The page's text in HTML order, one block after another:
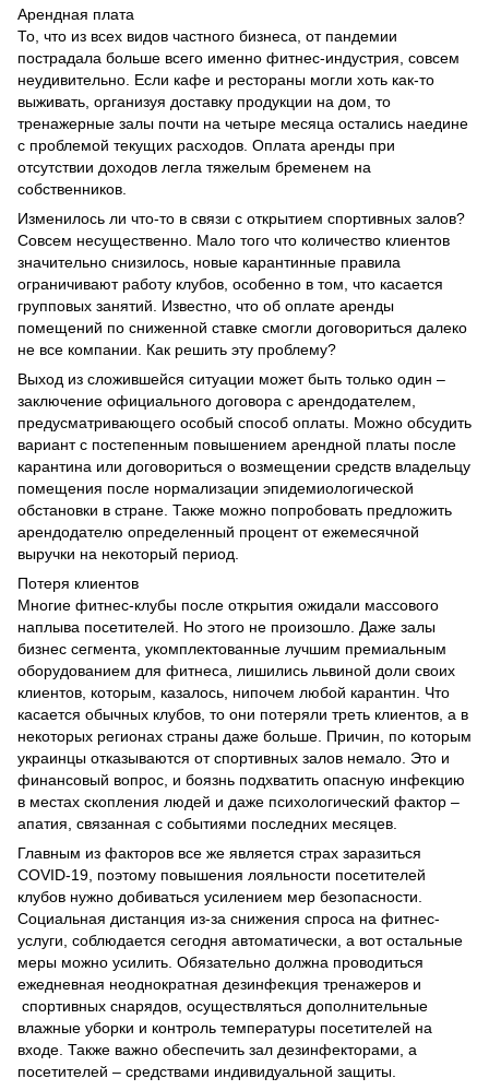
Арендная плата
То, что из всех видов частного бизнеса, от пандемии
пострадала больше всего именно фитнес-индустрия, совсем
неудивительно. Если кафе и рестораны могли хоть как-то
выживать, организуя доставку продукции на дом, то
тренажерные залы почти на четыре месяца остались наедине
с проблемой текущих расходов. Оплата аренды при
отсутствии доходов легла тяжелым бременем на
собственников.
Изменилось ли что-то в связи с открытием спортивных залов?
Совсем несущественно. Мало того что количество клиентов
значительно снизилось, новые карантинные правила
ограничивают работу клубов, особенно в том, что касается
групповых занятий. Известно, что об оплате аренды
помещений по сниженной ставке смогли договориться далеко
не все компании. Как решить эту проблему?
Выход из сложившейся ситуации может быть только один –
заключение официального договора с арендодателем,
предусматривающего особый способ оплаты. Можно обсудить
вариант с постепенным повышением арендной платы после
карантина или договориться о возмещении средств владельцу
помещения после нормализации эпидемиологической
обстановки в стране. Также можно попробовать предложить
арендодателю определенный процент от ежемесячной
выручки на некоторый период.
Потеря клиентов
Многие фитнес-клубы после открытия ожидали массового
наплыва посетителей. Но этого не произошло. Даже залы
бизнес сегмента, укомплектованные лучшим премиальным
оборудованием для фитнеса, лишились львиной доли своих
клиентов, которым, казалось, нипочем любой карантин. Что
касается обычных клубов, то они потеряли треть клиентов, а в
некоторых регионах страны даже больше. Причин, по которым
украинцы отказываются от спортивных залов немало. Это и
финансовый вопрос, и боязнь подхватить опасную инфекцию
в местах скопления людей и даже психологический фактор –
апатия, связанная с событиями последних месяцев.
Главным из факторов все же является страх заразиться
COVID-19, поэтому повышения лояльности посетителей
клубов нужно добиваться усилением мер безопасности.
Социальная дистанция из-за снижения спроса на фитнес-
услуги, соблюдается сегодня автоматически, а вот остальные
меры можно усилить. Обязательно должна проводиться
ежедневная неоднократная дезинфекция тренажеров и
спортивных снарядов, осуществляться дополнительные
влажные уборки и контроль температуры посетителей на
входе. Также важно обеспечить зал дезинфекторами, а
посетителей – средствами индивидуальной защиты.